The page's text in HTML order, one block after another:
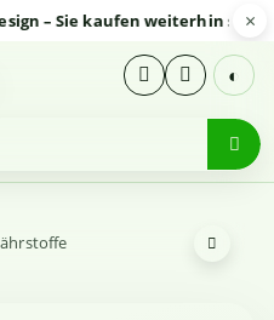
Sie kaufen weiterhin sicher ×
◐